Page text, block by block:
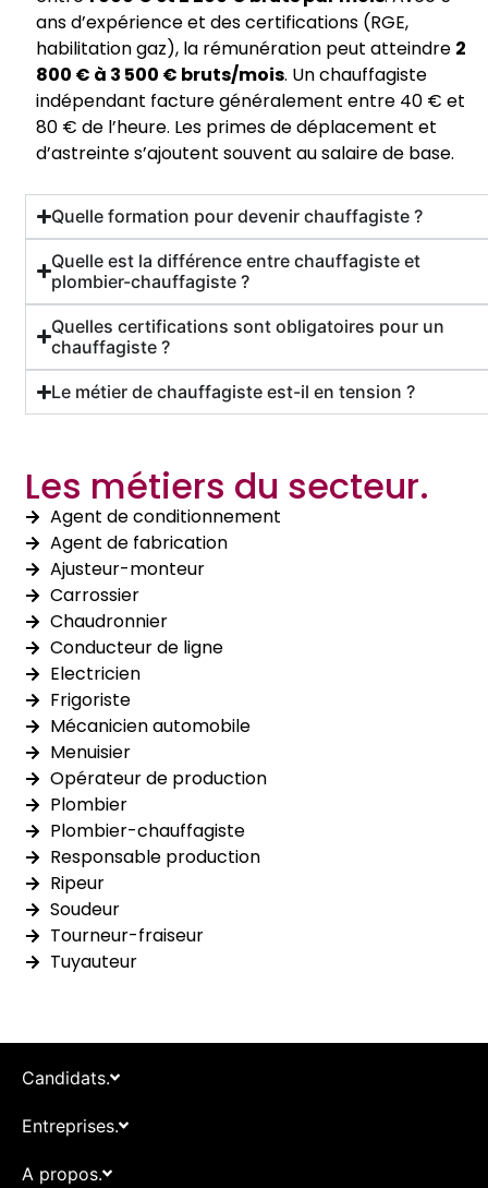
ans d’expérience et des certifications (RGE,
habilitation gaz), la rémunération peut atteindre 2
800 € à 3 500 € bruts/mois. Un chauffagiste
indépendant facture généralement entre 40 € et
80 € de l’heure. Les primes de déplacement et
d’astreinte s’ajoutent souvent au salaire de base.
Quelle formation pour devenir chauffagiste ?
Quelle est la différence entre chauffagiste et
plombier-chauffagiste ?
Quelles certifications sont obligatoires pour un
chauffagiste ?
Le métier de chauffagiste est-il en tension ?
Les métiers du secteur.
Agent de conditionnement
Agent de fabrication
Ajusteur-monteur
Carrossier
Chaudronnier
Conducteur de ligne
Electricien
Frigoriste
Mécanicien automobile
Menuisier
Opérateur de production
Plombier
Plombier-chauffagiste
Responsable production
Ripeur
Soudeur
Tourneur-fraiseur
Tuyauteur
Candidats.
Entreprises.
A propos.